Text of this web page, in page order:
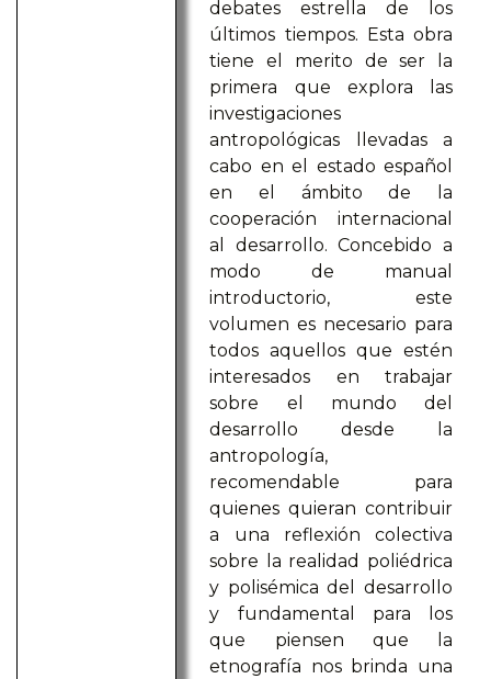
debates estrella de los
últimos tiempos. Esta obra
tiene el merito de ser la
primera que explora las
investigaciones
antropológicas llevadas a
cabo en el estado español
en el ámbito de la
cooperación internacional
al desarrollo. Concebido a
modo de manual
introductorio, este
volumen es necesario para
todos aquellos que estén
interesados en trabajar
sobre el mundo del
desarrollo desde la
antropología,
recomendable para
quienes quieran contribuir
a una reflexión colectiva
sobre la realidad poliédrica
y polisémica del desarrollo
y fundamental para los
que piensen que la
etnografía nos brinda una